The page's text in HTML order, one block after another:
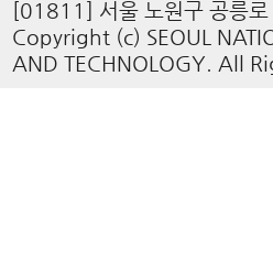
[01811] 서울 노원구 공릉
Copyright (c) SEOUL
AND TECHNOLOGY. All